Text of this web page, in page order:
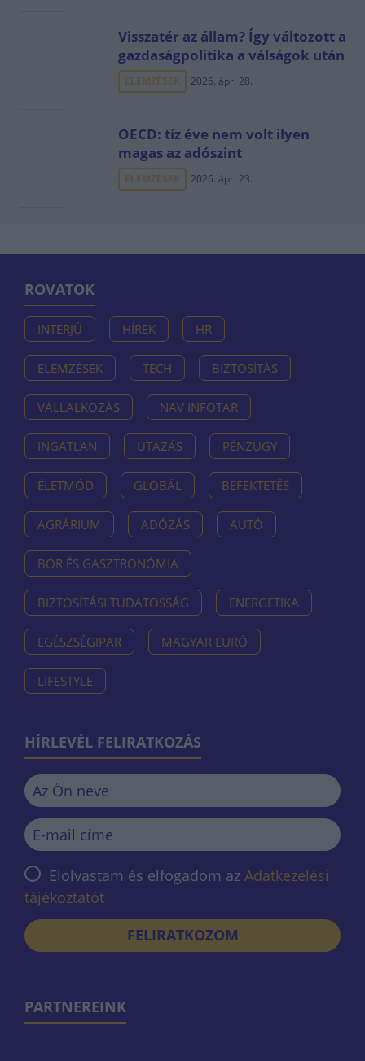
Visszatér az állam? Így változott a
gazdaságpolitika a válságok után
ELEMZÉSEK 2026. ápr. 28.
OECD: tíz éve nem volt ilyen
magas az adószint
ELEMZÉSEK 2026. ápr. 23.
ROVATOK
INTERJÚ HÍREK HR
ELEMZÉSEK TECH BIZTOSÍTÁS
VÁLLALKOZÁS NAV INFOTÁR
INGATLAN UTAZÁS PÉNZÜGY
ÉLETMÓD GLOBÁL BEFEKTETÉS
AGRÁRIUM ADÓZÁS AUTÓ
BOR ÉS GASZTRONÓMIA
BIZTOSÍTÁSI TUDATOSSÁG ENERGETIKA
EGÉSZSÉGIPAR MAGYAR EURÓ
LIFESTYLE
HÍRLEVÉL FELIRATKOZÁS
Elolvastam és elfogadom az Adatkezelési
tájékoztatót
FELIRATKOZOM
PARTNEREINK